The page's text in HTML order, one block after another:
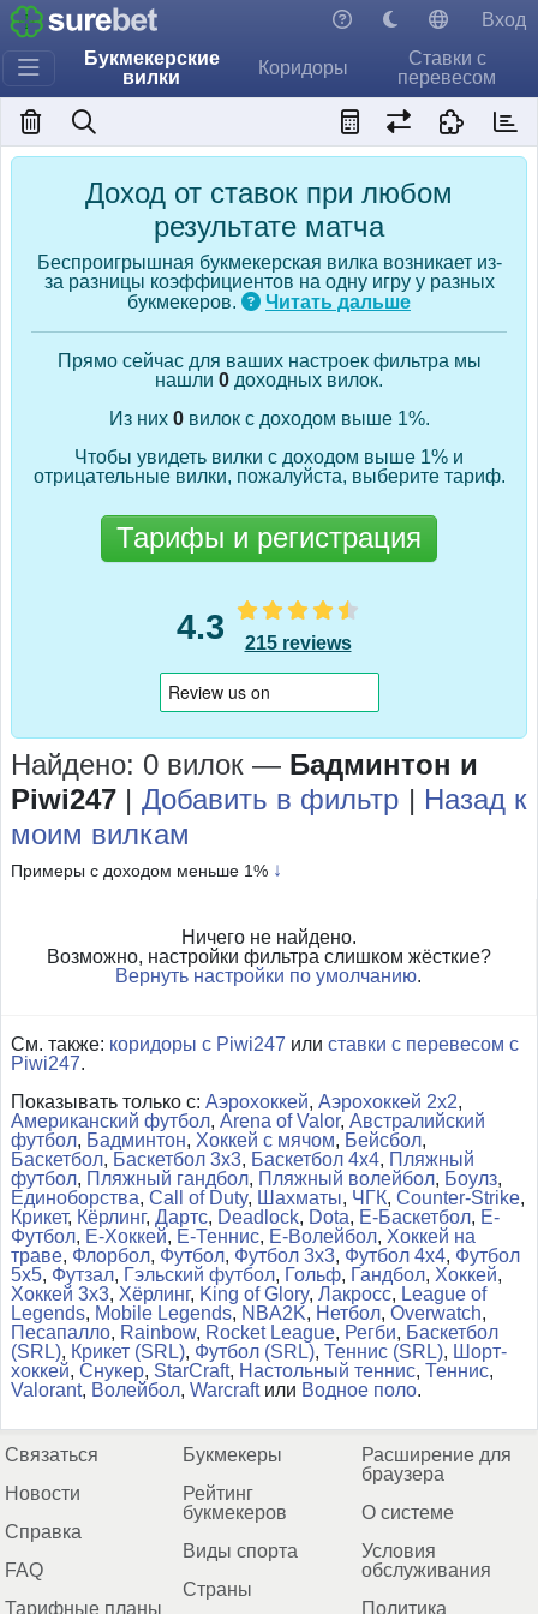
Букмекерские
вилки
Коридоры
Ставки с
перевесом
Вход
Доход от ставок при любом
результате матча
Беспроигрышная букмекерская вилка возникает из-
за разницы коэффициентов на одну игру у разных
букмекеров.
Читать дальше
Прямо сейчас для ваших настроек фильтра мы
нашли 0 доходных вилок.
Из них 0вилок с доходом выше 1%.
Чтобы увидеть вилки с доходом выше 1% и
отрицательные вилки, пожалуйста, выберите тариф.
Тарифы и регистрация
4.3 215 reviews
Найдено: 0 вилок — Бадминтон и
Piwi247 | Добавить в фильтр | Назад к
моим вилкам
Примеры с доходом меньше 1% ↓
Ничего не найдено.
Возможно, настройки фильтра слишком жёсткие?
Вернуть настройки по умолчанию.
См. также: коридоры с Piwi247 или ставки с перевесом с
Piwi247.
Показывать только с: Аэрохоккей, Аэрохоккей 2x2,
Американский футбол, Arena of Valor, Австралийский
футбол, Бадминтон, Хоккей с мячом, Бейсбол,
Баскетбол, Баскетбол 3x3, Баскетбол 4x4, Пляжный
футбол, Пляжный гандбол, Пляжный волейбол, Боулз,
Единоборства, Call of Duty, Шахматы, ЧГК, Counter-Strike,
Крикет, Кёрлинг, Дартс, Deadlock, Dota, Е-Баскетбол, Е-
Футбол, Е-Хоккей, Е-Теннис, Е-Волейбол, Хоккей на
траве, Флорбол, Футбол, Футбол 3x3, Футбол 4x4, Футбол
5x5, Футзал, Гэльский футбол, Гольф, Гандбол, Хоккей,
Хоккей 3x3, Хёрлинг, King of Glory, Лакросс, League of
Legends, Mobile Legends, NBA2K, Нетбол, Overwatch,
Песапалло, Rainbow, Rocket League, Регби, Баскетбол
(SRL), Крикет (SRL), Футбол (SRL), Теннис (SRL), Шорт-
хоккей, Снукер, StarCraft, Настольный теннис, Теннис,
Valorant, Волейбол, Warcraftили Водное поло.
Связаться
Новости
Справка
FAQ
Тарифные планы
Букмекеры
Рейтинг
букмекеров
Виды спорта
Страны
Расширение для
браузера
О системе
Условия
обслуживания
Политика